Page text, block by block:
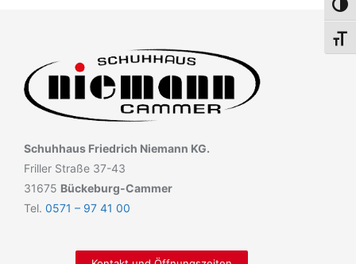
Schuhhaus Friedrich Niemann KG.
Friller Straße 37-43
31675 Bückeburg-Cammer
Tel. 0571 – 97 41 00